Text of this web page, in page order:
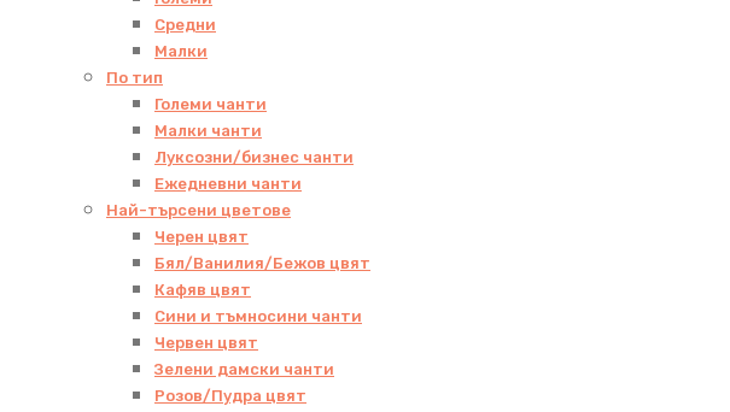
Средни
Малки
По тип
Големи чанти
Малки чанти
Луксозни/бизнес чанти
Ежедневни чанти
Най-търсени цветове
Черен цвят
Бял/Ванилия/Бежов цвят
Кафяв цвят
Сини и тъмносини чанти
Червен цвят
Зелени дамски чанти
Розов/Пудра цвят